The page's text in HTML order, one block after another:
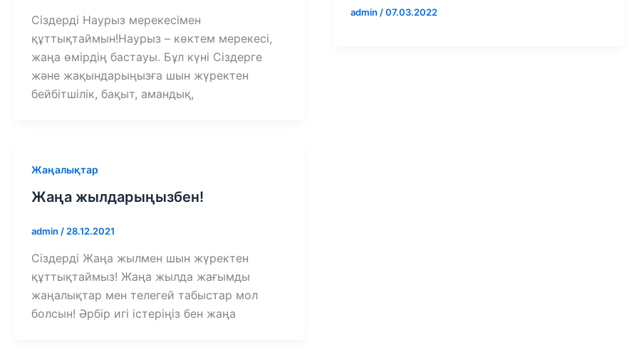
Сіздерді Наурыз мерекесімен
құттықтаймын!Наурыз – көктем мерекесі,
жаңа өмірдің бастауы. Бұл күні Сіздерге
және жақындарыңызға шын жүректен
бейбітшілік, бақыт, амандық,
admin /07.03.2022
Жаңалықтар
Жаңа жылдарыңызбен!
admin / 28.12.2021
Сіздерді Жаңа жылмен шын жүректен
құттықтаймыз! Жаңа жылда жағымды
жаңалықтар мен телегей табыстар мол
болсын! Әрбір игі істеріңіз бен жаңа